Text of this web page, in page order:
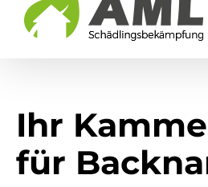
Ihr
für